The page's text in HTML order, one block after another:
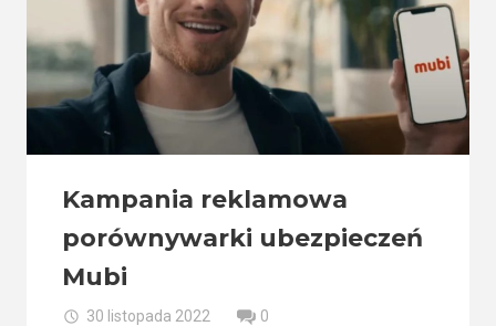
Kampania reklamowa
porównywarki ubezpieczeń
Mubi
30 listopada 2022 0